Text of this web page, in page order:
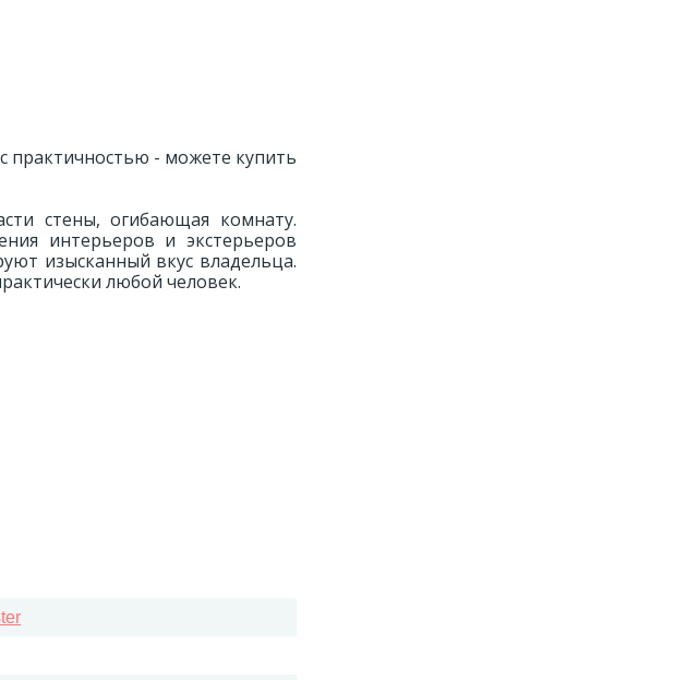
практичностью - можете купить
стены, огибающая комнату.
интерьеров и экстерьеров
изысканный вкус владельца.
любой человек.